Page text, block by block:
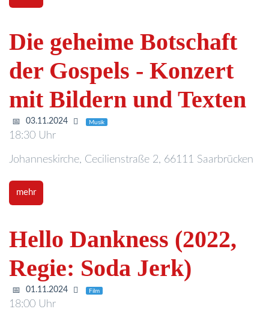
Die geheime Botschaft
der Gospels - Konzert
mit Bildern und Texten
03.11.2024 Musik
18:30 Uhr
Johanneskirche, Cecilienstraße 2, 66111 Saarbrücken
mehr
Hello Dankness (2022,
Regie: Soda Jerk)
01.11.2024 Film
18:00 Uhr